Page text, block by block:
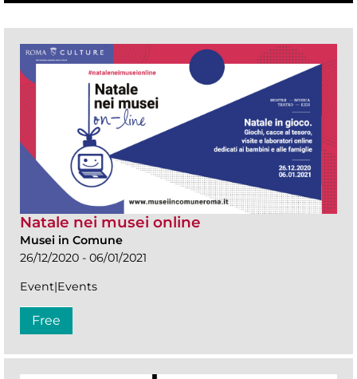
Natale nei musei online
Musei in Comune
26/12/2020 - 06/01/2021
Event|Events
Free